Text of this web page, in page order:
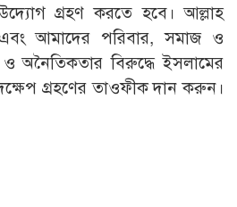
উদ্যোগ গ্রহণ করতে হবে। আল্লাহ
আমাদের পরিবার, সমাজ ও
ও অনৈতিকতার বিরুদ্ধে ইসলামের
গ্রহণের তাওফীক দান করুন।